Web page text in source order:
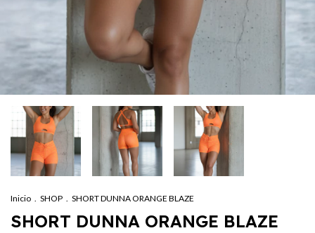
Inicio . SHOP . SHORT DUNNA ORANGE BLAZE
SHORT DUNNA ORANGE BLAZE